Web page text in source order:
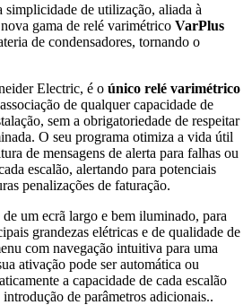
simplicidade de utilização, aliada à
gama de relé varimétrico VarPlus
de condensadores, tornando o
Electric, é o único relé varimétrico
de qualquer capacidade de
sem a obrigatoriedade de respeitar
O seu programa otimiza a vida útil
de mensagens de alerta para falhas ou
escalão, alertando para potenciais
penalizações de faturação.
um ecrã largo e bem iluminado, para
grandezas elétricas e de qualidade de
com navegação intuitiva para uma
ativação pode ser automática ou
a capacidade de cada escalão
introdução de parâmetros adicionais..